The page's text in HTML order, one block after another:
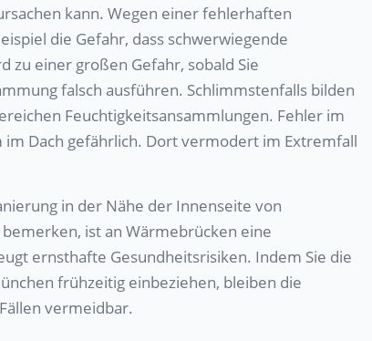
kann. Wegen einer fehlerhaften
die Gefahr, dass schwerwiegende
zu einer großen Gefahr, sobald Sie
falsch ausführen. Schlimmstenfalls bilden
Feuchtigkeitsansammlungen. Fehler im
Dach gefährlich. Dort vermodert im Extremfall
in der Nähe der Innenseite von
ist an Wärmebrücken eine
ernsthafte Gesundheitsrisiken. Indem Sie die
frühzeitig einbeziehen, bleiben die
vermeidbar.